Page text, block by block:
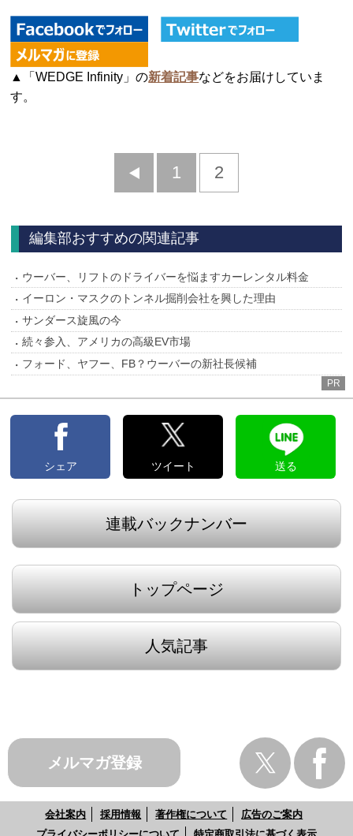
▲「WEDGE Infinity」の新着記事などをお届けしていま
す。
前
1 2
編集部おすすめの関連記事
ウーバー、リフトのドライバーを悩ますカーレンタル料金
イーロン・マスクのトンネル掘削会社を興した理由
サンダース旋風の今
続々参入、アメリカの高級EV市場
フォード、ヤフー、FB？ウーバーの新社長候補
PR
シェア ツイート 送る
連載バックナンバー
トップページ
人気記事
メルマガ登録
会社案内 採用情報 著作権について
広告のご案内